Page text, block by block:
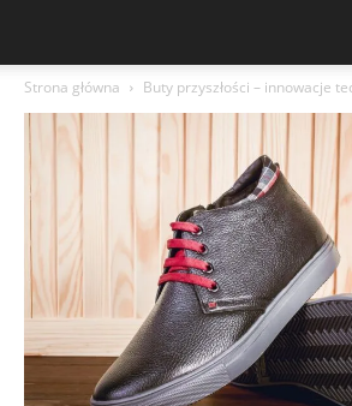
Strona główna Buty przyszłości – innowacje